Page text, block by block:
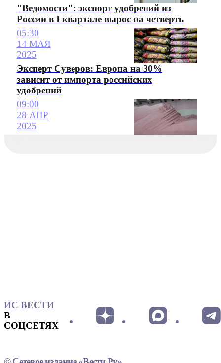
"Ведомости": экспорт удобрений из
России в I квартале вырос на четверть
05:30
14 МАЯ
2025
Эксперт Суверов: Европа на 30%
зависит от импорта российских
удобрений
09:00
28 АПР
2025
ИС ВЕСТИ
В
СОЦСЕТЯХ